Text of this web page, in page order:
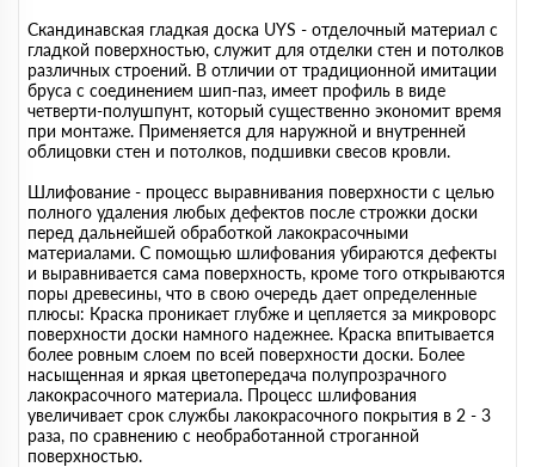
Скандинавская гладкая доска UYS - отделочный материал с
гладкой поверхностью, служит для отделки стен и потолков
различных строений. В отличии от традиционной имитации
бруса с соединением шип-паз, имеет профиль в виде
четверти-полушпунт, который существенно экономит время
при монтаже. Применяется для наружной и внутренней
облицовки стен и потолков, подшивки свесов кровли.
Шлифование - процесс выравнивания поверхности с целью
полного удаления любых дефектов после строжки доски
перед дальнейшей обработкой лакокрасочными
материалами. С помощью шлифования убираются дефекты
и выравнивается сама поверхность, кроме того открываются
поры древесины, что в свою очередь дает определенные
плюсы: Краска проникает глубже и цепляется за микроворс
поверхности доски намного надежнее. Краска впитывается
более ровным слоем по всей поверхности доски. Более
насыщенная и яркая цветопередача полупрозрачного
лакокрасочного материала. Процесс шлифования
увеличивает срок службы лакокрасочного покрытия в 2 - 3
раза, по сравнению с необработанной строганной
поверхностью.